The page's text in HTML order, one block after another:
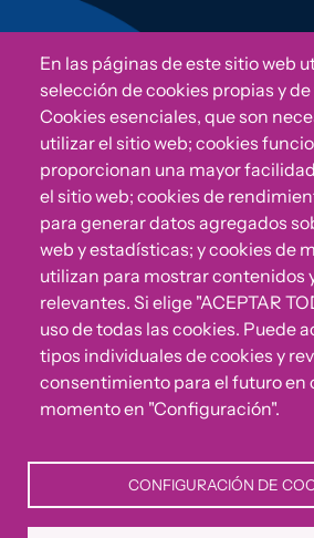
Sigue a Comunidad CONVIVE
¿Algo no va bien?
Puedes reportar incumplimientos
otras irregularidades que detectes
Canal de
En las páginas de este sitio web
selección de cookies propias y
Cookies esenciales, que son
utilizar el sitio web; cookies
proporcionan una mayor
el sitio web; cookies de
para generar datos agregados
web y estadísticas; y cookies de
utilizan para mostrar contenidos
relevantes. Si elige "ACEPTAR
uso de todas las cookies. Puede
tipos individuales de cookies y
consentimiento para el futuro en
momento en "Configuración".
CONFIGURACIÓN DE